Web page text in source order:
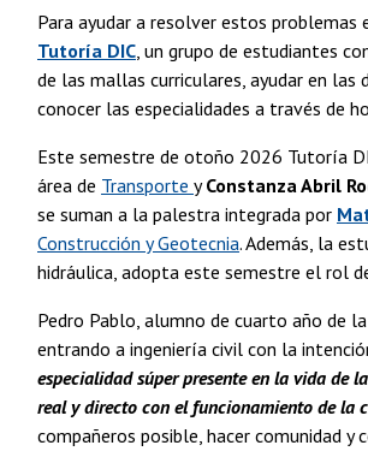
Para ayudar a resolver estos problemas
Tutoría DIC , un grupo de estudiantes
de las mallas curriculares, ayudar en las
conocer las especialidades a través de
Este semestre de otoño 2026 Tutoría
área de Transporte yConstanza Abril
se suman a la palestra integrada por
Construcción y Geotecnia. Además, la
hidráulica, adopta este semestre el rol
Pedro Pablo, alumno de cuarto año de
entrando a ingeniería civil con la
especialidad súper presente en la vida de
real y directo con el funcionamiento de la
compañeros posible, hacer comunidad y